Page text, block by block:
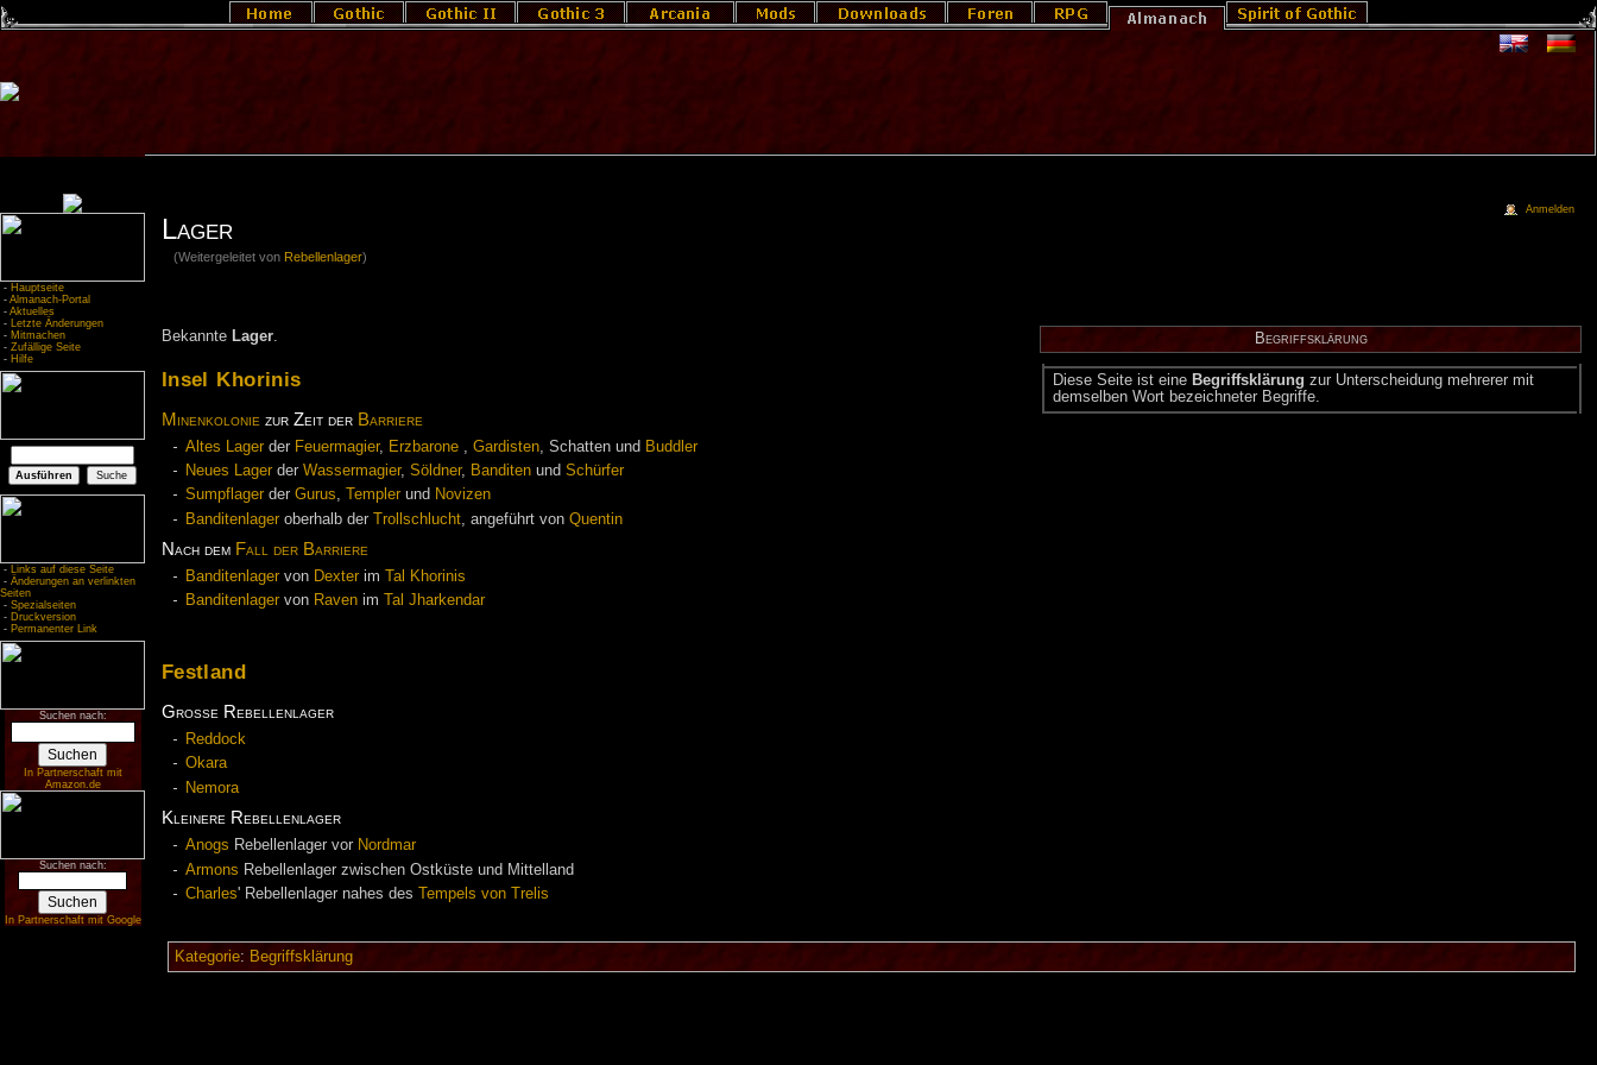
- Hauptseite
- Almanach-Portal
- Aktuelles
- Letzte Änderungen
- Mitmachen
- Zufällige Seite
- Hilfe
- Links auf diese Seite
- Änderungen an verlinkten
Seiten
- Spezialseiten
- Druckversion
- Permanenter Link
Suchen nach:
In Partnerschaft mit
Amazon.de
Suchen nach:
In Partnerschaft mit Google
Lager
(Weitergeleitet von Rebellenlager)
Be­griffs­klä­rung
Die­se Sei­te ist eine Be­griffs­klä­rung zur Un­ter­schei­dung meh­re­rer mit
dem­sel­ben Wort be­zeich­ne­ter Be­grif­fe.
Bekannte Lager.
Insel Khorinis
Minenkolonie zur Zeit der Barriere
Altes Lager der Feuermagier, Erzbarone Gardisten , Schatten und Buddler
Neues Lager der Wassermagier, Söldner, Banditen und Schürfer
Sumpflager der Gurus, Templer und Novizen
Banditenlager oberhalb der Trollschlucht , angeführt von Quentin
Nach dem Fall der Barriere
Banditenlager von Dexter im
Tal Khorinis
Banditenlager von Raven im Tal Jharkendar
Festland
Große Rebellenlager
Reddock
Okara
Nemora
Kleinere Rebellenlager
Anogs Rebellenlager vor Nordmar
Armons Rebellenlager zwischen Ostküste und Mittelland
Charles' Rebellenlager nahes des Tempels von Trelis
Kategorie: Begriffsklärung
Anmelden